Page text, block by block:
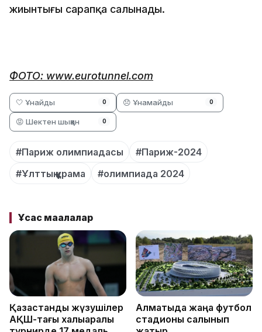
жиынтығы сарапқа салынады.
ФОТО: www.eurotunnel.com
🤍 Ұнайды 0 😞 Ұнамайды 0
😡 Шектен шыққан 0
#Париж олимпиадасы
#Париж-2024
#Ұлттық құрама
#олимпиада 2024
Ұқсас мақалалар
Қазақстандық жүзушілер
АҚШ-тағы халықаралық
Алматыда жаңа футбол
стадионы салынып